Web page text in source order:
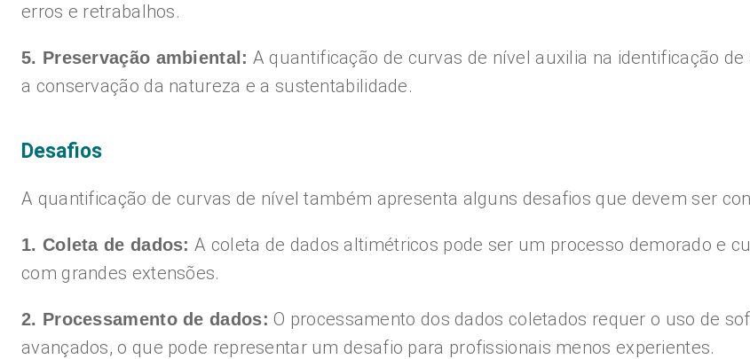
erros e retrabalhos.
5. Preservação ambiental: A quantificação de curvas de nível auxilia na identificação
a conservação da natureza e a sustentabilidade.
Desafios
A quantificação de curvas de nível também apresenta alguns desafios que devem ser
1. Coleta de dados: A coleta de dados altimétricos pode ser um processo demorado e
com grandes extensões.
2. Processamento de dados: O processamento dos dados coletados requer o uso de
avançados, o que pode representar um desafio para profissionais menos experientes.